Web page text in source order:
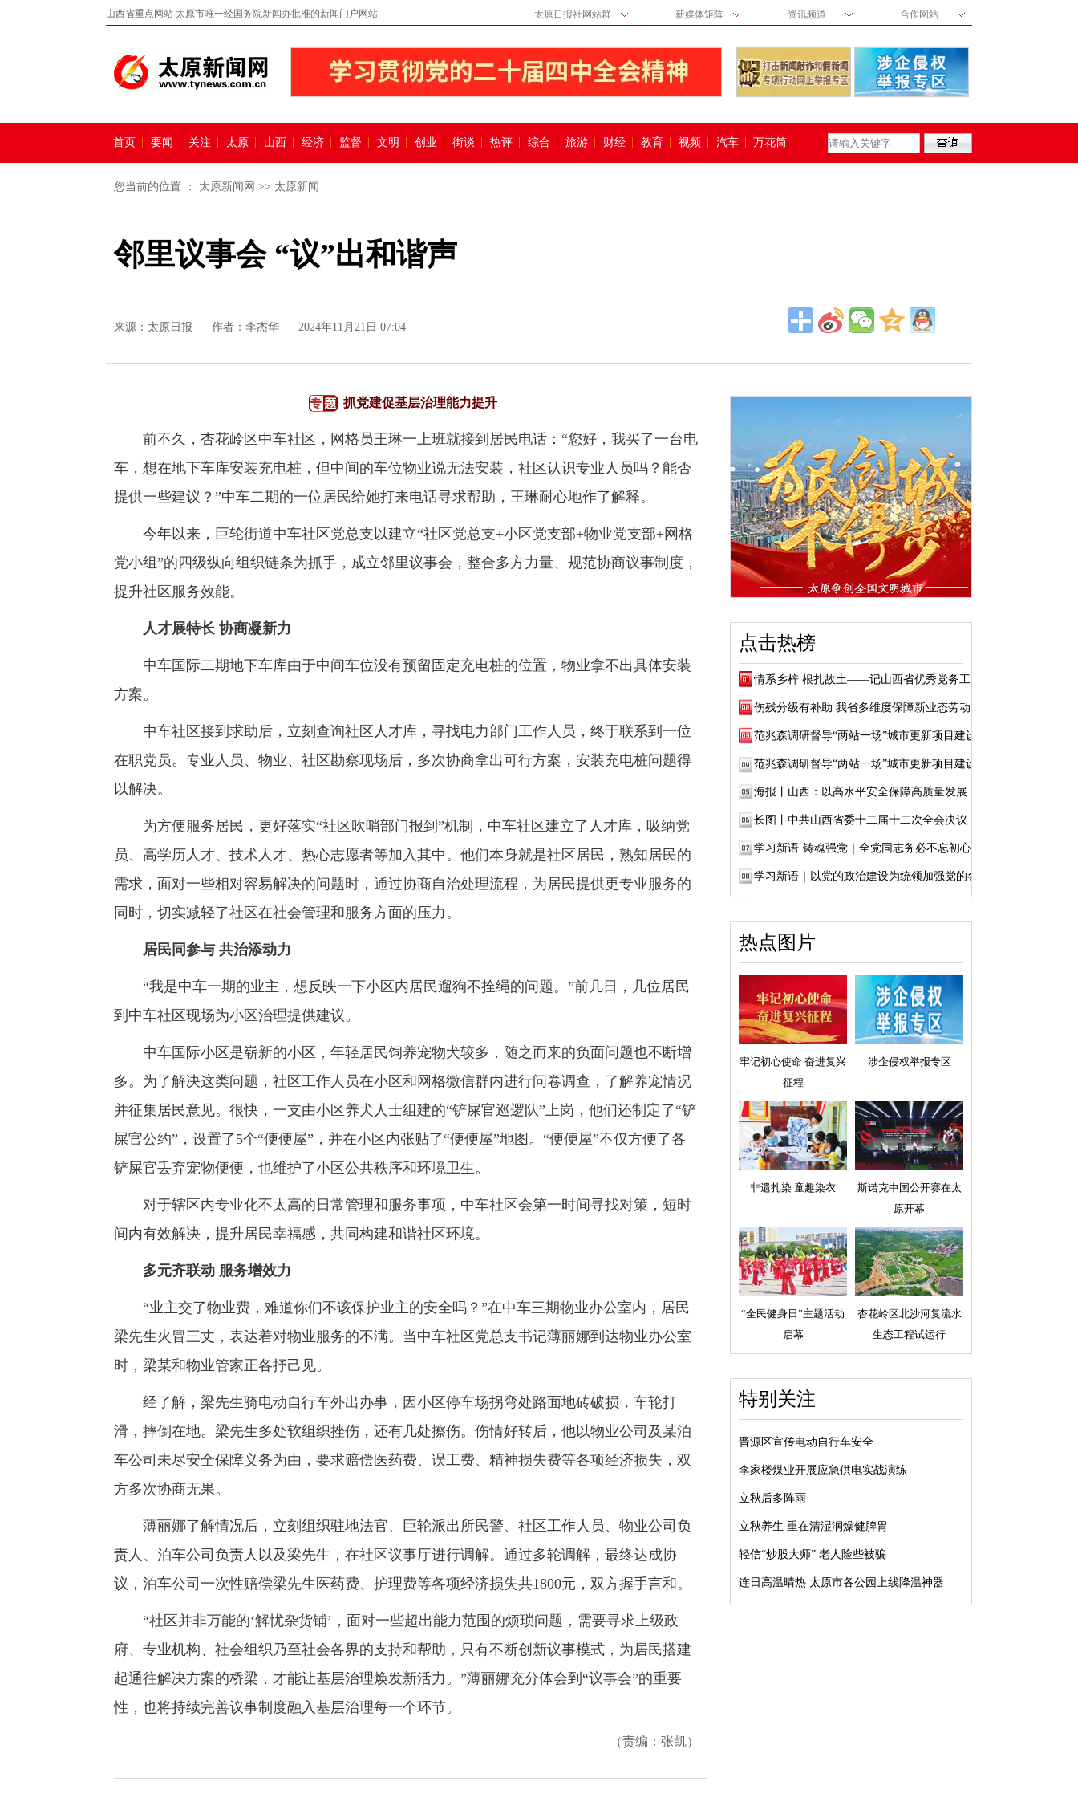
山西省重点网站 太原市唯一经国务院新闻办批准的新闻门户网站 太原日报社网站群 新媒体矩阵 资讯频道 合作网站
首页 要闻 关注 太原 山西 经济 监督 文明 创业 街谈 热评 综合 旅游 财经 教育 视频 汽车 万花筒
您当前的位置 ： 太原新闻网 >> 太原新闻
邻里议事会 “议”出和谐声
来源： 太原日报 作者：李杰华 2024年11月21日 07:04
抓党建促基层治理能力提升
前不久，杏花岭区中车社区，网格员王琳一上班就接到居民电话：“您好，我买了一台电
车，想在地下车库安装充电桩，但中间的车位物业说无法安装，社区认识专业人员吗？能否
提供一些建议？”中车二期的一位居民给她打来电话寻求帮助，王琳耐心地作了解释。
今年以来，巨轮街道中车社区党总支以建立“社区党总支+小区党支部+物业党支部+网格
党小组”的四级纵向组织链条为抓手，成立邻里议事会，整合多方力量、规范协商议事制度，
提升社区服务效能。
人才展特长 协商凝新力
中车国际二期地下车库由于中间车位没有预留固定充电桩的位置，物业拿不出具体安装
方案。
中车社区接到求助后，立刻查询社区人才库，寻找电力部门工作人员，终于联系到一位
在职党员。专业人员、物业、社区勘察现场后，多次协商拿出可行方案，安装充电桩问题得
以解决。
为方便服务居民，更好落实“社区吹哨部门报到”机制，中车社区建立了人才库，吸纳党
员、高学历人才、技术人才、热心志愿者等加入其中。他们本身就是社区居民，熟知居民的
需求，面对一些相对容易解决的问题时，通过协商自治处理流程，为居民提供更专业服务的
同时，切实减轻了社区在社会管理和服务方面的压力。
居民同参与 共治添动力
“我是中车一期的业主，想反映一下小区内居民遛狗不拴绳的问题。”前几日，几位居民
到中车社区现场为小区治理提供建议。
中车国际小区是崭新的小区，年轻居民饲养宠物犬较多，随之而来的负面问题也不断增
多。为了解决这类问题，社区工作人员在小区和网格微信群内进行问卷调查，了解养宠情况
并征集居民意见。很快，一支由小区养犬人士组建的“铲屎官巡逻队”上岗，他们还制定了“铲
屎官公约”，设置了5个“便便屋”，并在小区内张贴了“便便屋”地图。“便便屋”不仅方便了各
铲屎官丢弃宠物便便，也维护了小区公共秩序和环境卫生。
对于辖区内专业化不太高的日常管理和服务事项，中车社区会第一时间寻找对策，短时
间内有效解决，提升居民幸福感，共同构建和谐社区环境。
多元齐联动 服务增效力
“业主交了物业费，难道你们不该保护业主的安全吗？”在中车三期物业办公室内，居民
梁先生火冒三丈，表达着对物业服务的不满。当中车社区党总支书记薄丽娜到达物业办公室
时，梁某和物业管家正各抒己见。
经了解，梁先生骑电动自行车外出办事，因小区停车场拐弯处路面地砖破损，车轮打
滑，摔倒在地。梁先生多处软组织挫伤，还有几处擦伤。伤情好转后，他以物业公司及某泊
车公司未尽安全保障义务为由，要求赔偿医药费、误工费、精神损失费等各项经济损失，双
方多次协商无果。
薄丽娜了解情况后，立刻组织驻地法官、巨轮派出所民警、社区工作人员、物业公司负
责人、泊车公司负责人以及梁先生，在社区议事厅进行调解。通过多轮调解，最终达成协
议，泊车公司一次性赔偿梁先生医药费、护理费等各项经济损失共1800元，双方握手言和。
“社区并非万能的‘解忧杂货铺’，面对一些超出能力范围的烦琐问题，需要寻求上级政
府、专业机构、社会组织乃至社会各界的支持和帮助，只有不断创新议事模式，为居民搭建
起通往解决方案的桥梁，才能让基层治理焕发新活力。”薄丽娜充分体会到“议事会”的重要
性，也将持续完善议事制度融入基层治理每一个环节。
（责编：张凯）
点击热榜
情系乡梓 根扎故土——记山西省优秀党务工作...
伤残分级有补助 我省多维度保障新业态劳动者...
范兆森调研督导“两站一场”城市更新项目建设
范兆森调研督导“两站一场”城市更新项目建设
海报丨山西：以高水平安全保障高质量发展
长图丨中共山西省委十二届十二次全会决议
学习新语·铸魂强党｜全党同志务必不忘初心、...
学习新语｜以党的政治建设为统领加强党的各...
热点图片
牢记初心使命 奋进复兴
征程
涉企侵权举报专区
非遗扎染 童趣染衣
斯诺克中国公开赛在太
原开幕
“全民健身日”主题活动
启幕
杏花岭区北沙河复流水
生态工程试运行
特别关注
晋源区宣传电动自行车安全
李家楼煤业开展应急供电实战演练
立秋后多阵雨
立秋养生 重在清湿润燥健脾胃
轻信“炒股大师” 老人险些被骗
连日高温晴热 太原市各公园上线降温神器